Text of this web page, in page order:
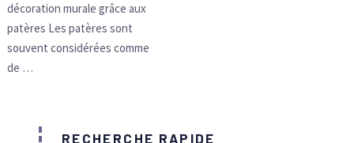
décoration murale grâce aux
patères Les patères sont
souvent considérées comme
de …
RECHERCHE RAPIDE